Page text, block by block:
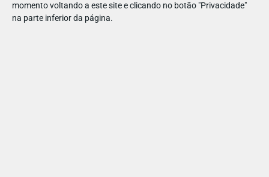
momento voltando a este site e clicando no botão "Privacidade"
na parte inferior da página.
Mais informações:Site|Facebook